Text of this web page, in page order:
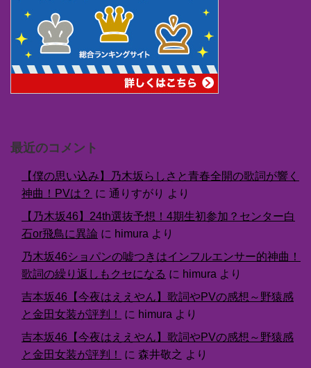
最近のコメント
【僕の思い込み】乃木坂らしさと青春全開の歌詞が響く
神曲！PVは？ に 通りすがり より
【乃木坂46】24th選抜予想！4期生初参加？センター白
石or飛鳥に異論 に himura より
乃木坂46ショパンの嘘つきはインフルエンサー的神曲！
歌詞の繰り返しもクセになる に himura より
吉本坂46【今夜はええやん】歌詞やPVの感想～野猿感
と金田女装が評判！
に himura より
吉本坂46【今夜はええやん】歌詞やPVの感想～野猿感
と金田女装が評判！
に 森井敬之 より